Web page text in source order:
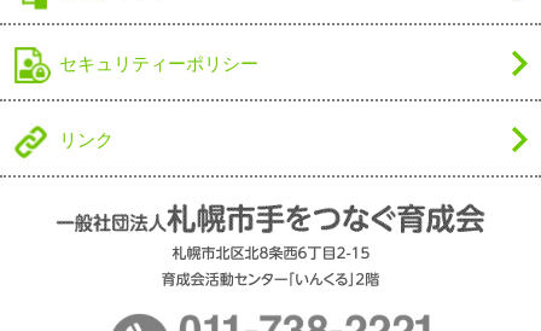
セキュリティーポリシー
リンク